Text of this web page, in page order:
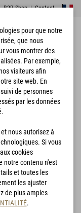
B2B Shop|Contact
ISG PRO Jacket
pour que notre
que nous
vous montrer des
Par exemple,
visiteurs afin
site web. En
de personnes
par les données
nous autorisez à
Si vous
cookies
notre contenu n'est
et toutes les
les ajuster
de plus amples
.